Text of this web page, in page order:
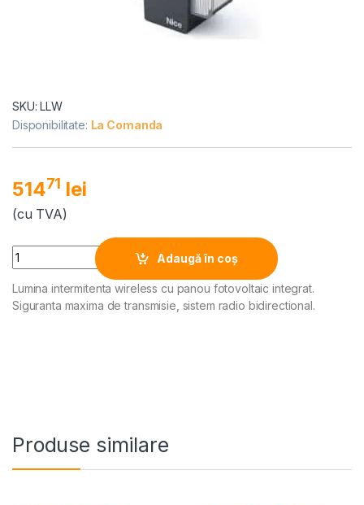
SKU: LLW
Disponibilitate: La Comanda
51471 lei
(cu TVA)
Quantity
Adaugă în coș
Lumina intermitenta wireless cu panou fotovoltaic integrat.
Siguranta maxima de transmisie, sistem radio bidirectional.
Produse similare